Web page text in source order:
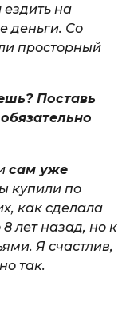
ездить на
деньги. Со
просторный
Поставь
сам уже
купили по
как сделала
лет назад, но к
Я счастлив,
так.